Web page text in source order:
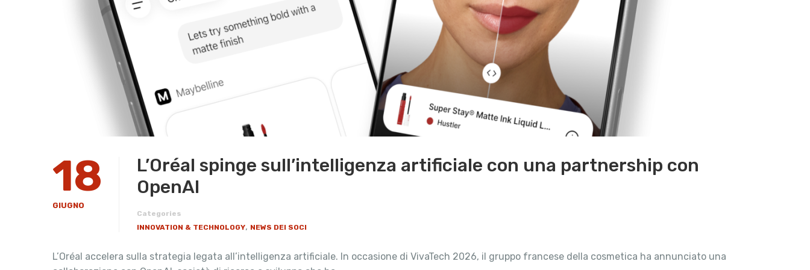
18
GIUGNO
L’Oréal spinge sull’intelligenza artificiale con una partnership con
OpenAI
Categories
INNOVATION & TECHNOLOGY, NEWS DEI SOCI
L’Oréal accelera sulla strategia legata all’intelligenza artificiale. In occasione di VivaTech 2026, il gruppo francese della cosmetica ha annunciato una